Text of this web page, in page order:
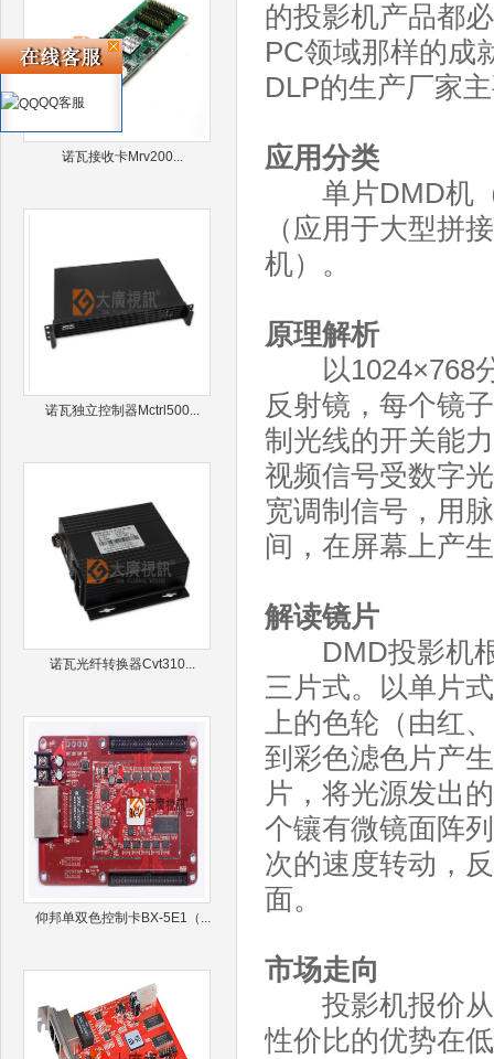
诺瓦接收卡Mrv200...
诺瓦独立控制器Mctrl500...
诺瓦光纤转换器Cvt310...
仰邦单双色控制卡BX-5E1（...
的投影机产品都
PC领域那样的成
DLP的生产厂家
应用分类
单片DMD机（
（应用于大型拼
机）。
原理解析
以1024×768分
反射镜，每个镜
制光线的开关能
视频信号受数字
宽调制信号，用
间，在屏幕上产
解读镜片
DMD投影机根
三片式。以单片
上的色轮（由红
到彩色滤色片产
片，将光源发出
个镶有微镜面阵
次的速度转动，
面。
市场走向
投影机报价从
性价比的优势在
QQ客服